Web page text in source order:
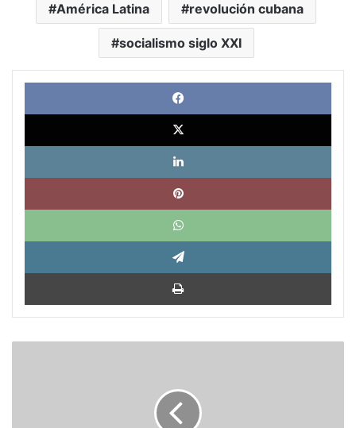
América Latina revolución cubana
socialismo siglo XXI
X